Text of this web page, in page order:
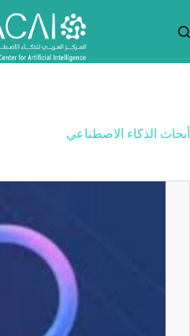
المحتوى
أبحاث الذكاء الاصطناعي